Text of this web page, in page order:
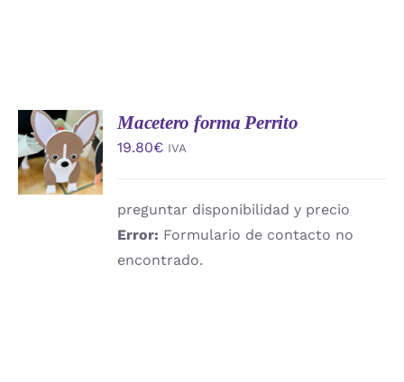
AÑADIR
AL
CARRITO
DETALLES
Macetero forma Perrito
19.80€ IVA
preguntar disponibilidad y precio
Error: Formulario de contacto no
encontrado.